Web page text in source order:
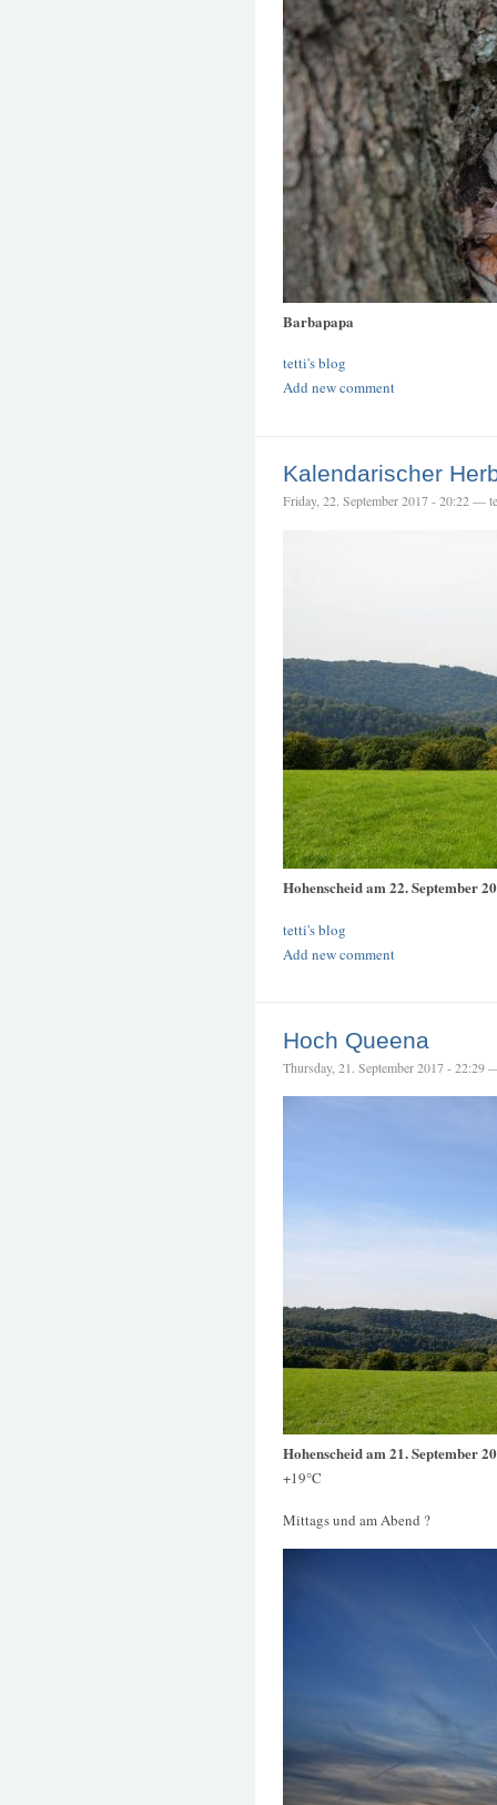
Barbapapa
tetti's blog
Add new comment
Kalendarischer
Friday, 22. September 2017 - 20:22 —
Hohenscheid am 22. September
tetti's blog
Add new comment
Hoch Queena
Thursday, 21. September 2017 - 22:29
Hohenscheid am 21. September
+19°C
Mittags und am Abend ?